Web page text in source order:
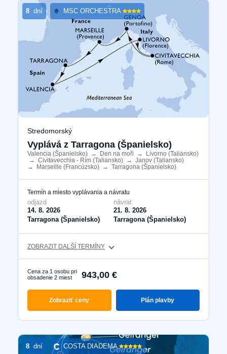
8dní MSC ORCHESTRA
Stredomorský
Vyplává z Tarragona (Španielsko)
Valencia (Španielsko) → Den na moři → Livorno (Taliansko)
→ Civitavecchia - Rím (Taliansko) → Janov (Taliansko)
→ Marseille (Francúzsko) → Tarragona (Španielsko)
Termín a miesto vyplávania a návratu
odjazd
14. 8. 2026
Tarragona (Španielsko)
návrat
21. 8. 2026
Tarragona (Španielsko)
ZOBRAZIT DALŠÍ TERMÍNY
Cena za 1 osobu pri
obsadenie 2 miest
943,00 €
Zobraziť ceny Plán plavby
8dní COSTA DIADEMA